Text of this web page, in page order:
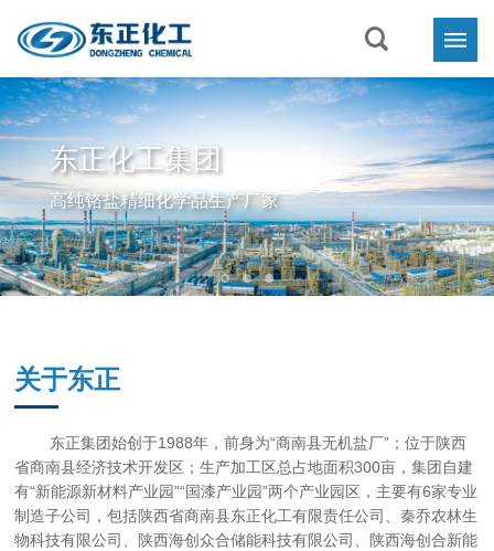
首页
关于东正 
业务与产品 
新闻中心 
东正化工集团
高纯铬盐精细化学品生产厂家
东正化工集团
油田化学品助剂源头工厂
关于东正
东正集团始创于1988年，前身为“商南县无机盐厂”；位于陕西
省商南县经济技术开发区；生产加工区总占地面积300亩，集团自建
有“新能源新材料产业园”“国漆产业园”两个产业园区，主要有6家专业
制造子公司，包括陕西省商南县东正化工有限责任公司、秦乔农林生
物科技有限公司、陕西海创众合储能科技有限公司、陕西海创合新能